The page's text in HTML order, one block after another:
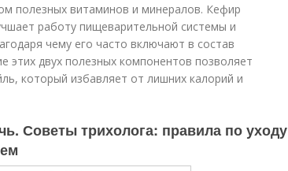
полезных витаминов и минералов. Кефир
работу пищеварительной системы и
чему его часто включают в состав
этих двух полезных компонентов позволяет
который избавляет от лишних калорий и
Советы трихолога: правила по уходу